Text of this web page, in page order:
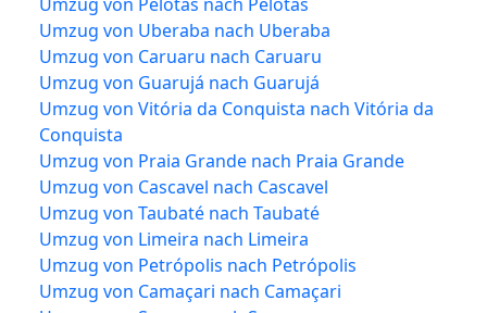
Umzug von Uberaba nach Uberaba
Umzug von Caruaru nach Caruaru
Umzug von Guarujá nach Guarujá
Umzug von Vitória da Conquista nach Vitória da
Conquista
Umzug von Praia Grande nach Praia Grande
Umzug von Cascavel nach Cascavel
Umzug von Taubaté nach Taubaté
Umzug von Limeira nach Limeira
Umzug von Petrópolis nach Petrópolis
Umzug von Camaçari nach Camaçari